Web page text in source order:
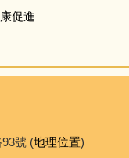
促進
號 (地理位置)